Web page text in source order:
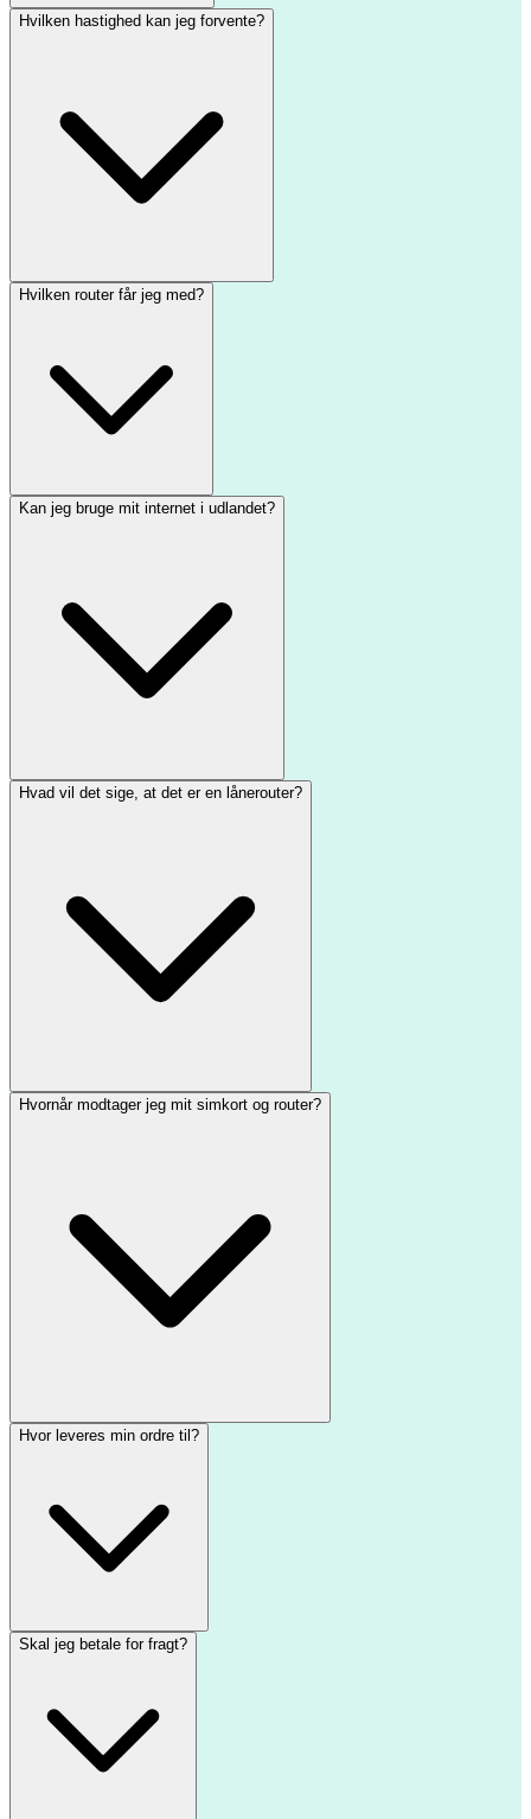
Hvilken hastighed kan jeg forvente?
Hvilken router får jeg med?
Kan jeg bruge mit internet i udlandet?
Hvad vil det sige, at det er en lånerouter?
Hvornår modtager jeg mit simkort og router?
Hvor leveres min ordre til?
Skal jeg betale for fragt?